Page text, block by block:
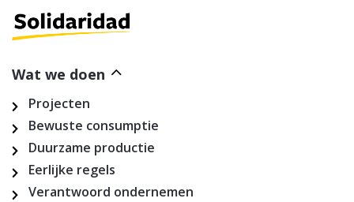
Wat we doen
Projecten
Bewuste consumptie
Duurzame productie
Eerlijke regels
Verantwoord ondernemen